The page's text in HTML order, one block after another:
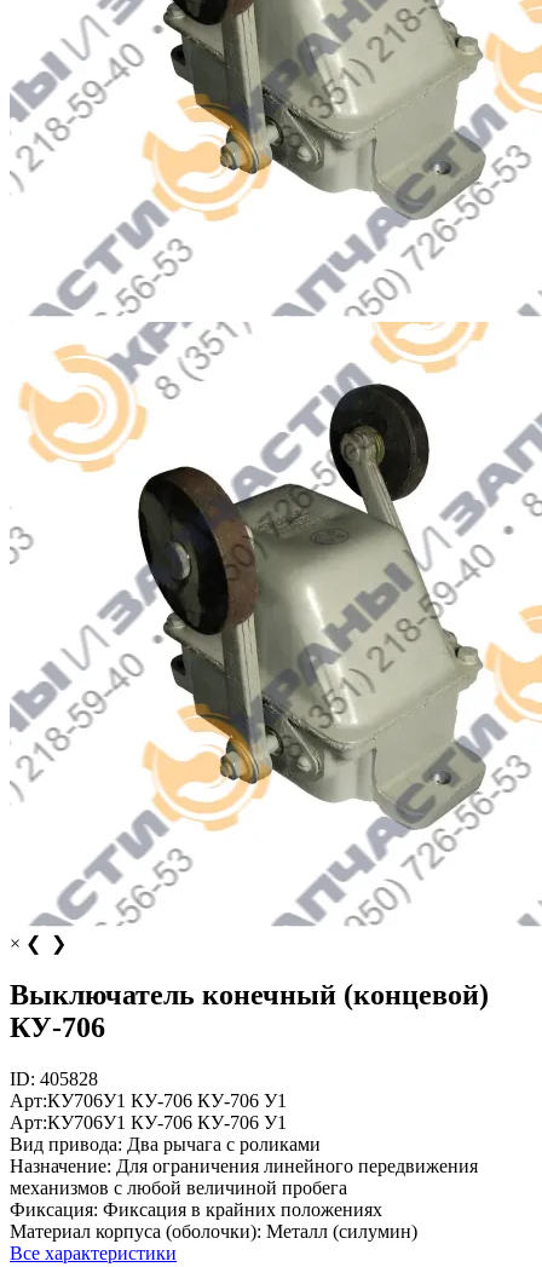
× ❮ ❯
Выключатель конечный (концевой)
КУ-706
ID: 405828
Арт:КУ706У1 КУ-706 КУ-706 У1
Арт:КУ706У1 КУ-706 КУ-706 У1
Вид привода: Два рычага с роликами
Назначение: Для ограничения линейного передвижения
механизмов с любой величиной пробега
Фиксация: Фиксация в крайних положениях
Материал корпуса (оболочки): Металл (силумин)
Все характеристики